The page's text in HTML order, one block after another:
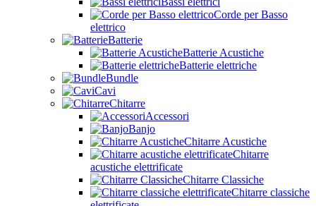
Corde per Basso
elettrico
Batterie
Batterie Acustiche
Batterie elettriche
Bundle
Cavi
Chitarre
Accessori
Banjo
Chitarre Acustiche
Chitarre
acustiche elettrificate
Chitarre Classiche
Chitarre classiche